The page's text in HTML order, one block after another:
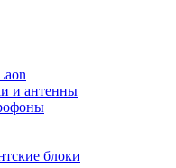
и антенны
блоки